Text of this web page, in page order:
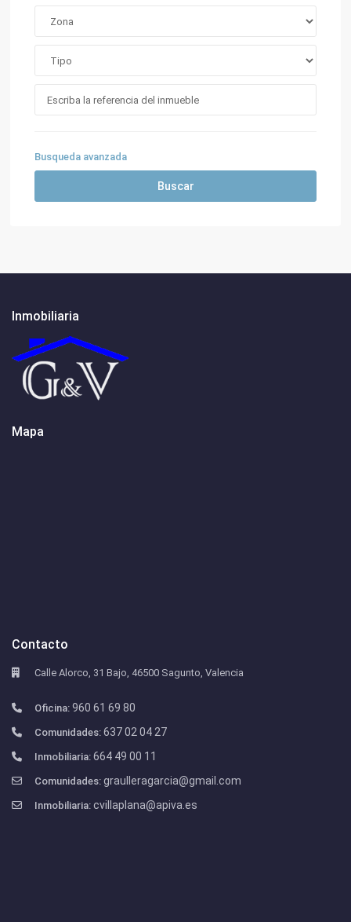
Busqueda avanzada
Buscar
Inmobiliaria
Mapa
Contacto
Calle Alorco, 31 Bajo, 46500 Sagunto, Valencia
Oficina: 960 61 69 80
Comunidades: 637 02 04 27
Inmobiliaria: 664 49 00 11
Comunidades: graulleragarcia@gmail.com
Inmobiliaria: cvillaplana@apiva.es